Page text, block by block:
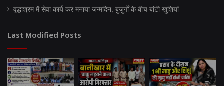
वृद्धाश्रम में सेवा कार्य कर मनाया जन्मदिन, बुजुर्गों के बीच बांटी खुशियां
Last Modified Posts